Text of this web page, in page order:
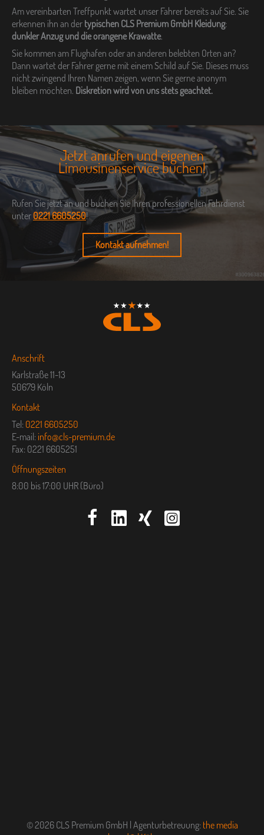
Am vereinbarten Treffpunkt wartet unser Fahrer bereits auf Sie. Sie
erkennen ihn an der typischen CLS Premium GmbH Kleidung:
dunkler Anzug und die orangene Krawatte.
Sie kommen am Flughafen oder an anderen belebten Orten an?
Dann wartet der Fahrer gerne mit einem Schild auf Sie. Dieses muss
nicht zwingend Ihren Namen zeigen, wenn Sie gerne anonym
bleiben möchten. Diskretion wird von uns stets geachtet.
Jetzt anrufen und eigenen
Limousinenservice buchen!
Rufen Sie jetzt an und buchen Sie Ihren professionellen Fahrdienst
unter 0221 6605250!
Kontakt aufnehmen!
Anschrift
Karlstraße 11-13
50679 Köln
Kontakt
Tel: 0221 6605250
E-mail: info@cls-premium.de
Fax: 0221 6605251
Öffnungszeiten
8:00 bis 17:00 UHR (Büro)
© 2026 CLS Premium GmbH | Agenturbetreuung: the media